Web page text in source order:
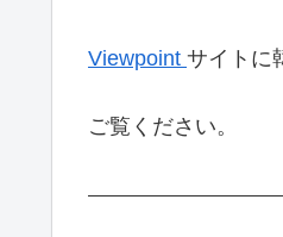
Viewpoint サイトに
ご覧ください。